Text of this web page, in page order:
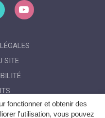
fonctionner et obtenir des
l'utilisation, vous pouvez
Lien
chaîne
SITE
COOKIES